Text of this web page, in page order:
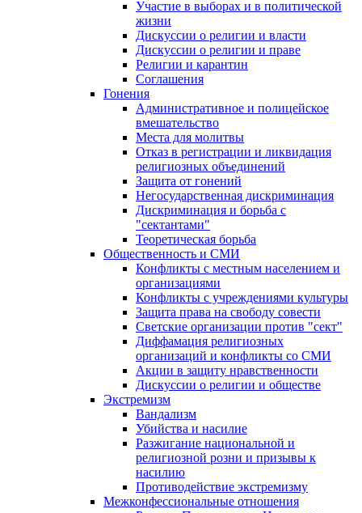
Участие в выборах и в политической
жизни
Дискуссии о религии и власти
Дискуссии о религии и праве
Религии и карантин
Соглашения
Гонения
Административное и полицейское
вмешательство
Места для молитвы
Отказ в регистрации и ликвидация
религиозных объединений
Защита от гонений
Негосударственная дискриминация
Дискриминация и борьба с
"сектантами"
Теоретическая борьба
Общественность и СМИ
Конфликты с местным населением и
организациями
Конфликты с учреждениями культуры
Защита права на свободу совести
Светские организации против "сект"
Диффамация религиозных
организаций и конфликты со СМИ
Акции в защиту нравственности
Дискуссии о религии и обществе
Экстремизм
Вандализм
Убийства и насилие
Разжигание национальной и
религиозной розни и призывы к
насилию
Противодействие экстремизму
Межконфессиональные отношения